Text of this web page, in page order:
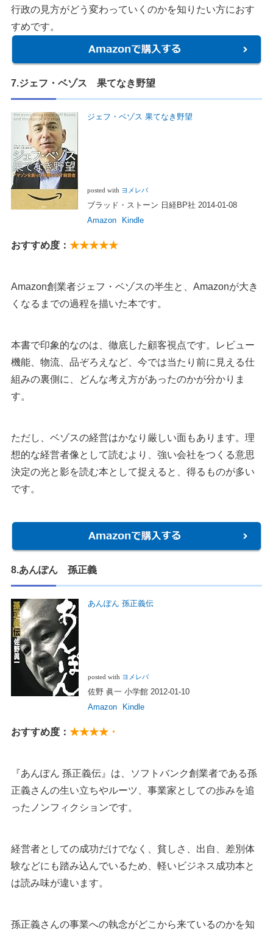
行政の見方がどう変わっていくのかを知りたい方におす
すめです。
7.ジェフ・ベゾス 果てなき野望
ジェフ・ベゾス 果てなき野望
posted with ヨメレバ
ブラッド・ストーン 日経BP社 2014-01-08
Amazon
Kindle
おすすめ度： ★★★★★
Amazon創業者ジェフ・ベゾスの半生と、Amazonが大き
くなるまでの過程を描いた本です。
本書で印象的なのは、徹底した顧客視点です。レビュー
機能、物流、品ぞろえなど、今では当たり前に見える仕
組みの裏側に、どんな考え方があったのかが分かりま
す。
ただし、ベゾスの経営はかなり厳しい面もあります。理
想的な経営者像として読むより、強い会社をつくる意思
決定の光と影を読む本として捉えると、得るものが多い
です。
8.あんぽん 孫正義
あんぽん 孫正義伝
posted with ヨメレバ
佐野 眞一 小学館 2012-01-10
Amazon
Kindle
おすすめ度： ★★★★・
『あんぽん 孫正義伝』は、ソフトバンク創業者である孫
正義さんの生い立ちやルーツ、事業家としての歩みを追
ったノンフィクションです。
経営者としての成功だけでなく、貧しさ、出自、差別体
験などにも踏み込んでいるため、軽いビジネス成功本と
は読み味が違います。
孫正義さんの事業への執念がどこから来ているのかを知